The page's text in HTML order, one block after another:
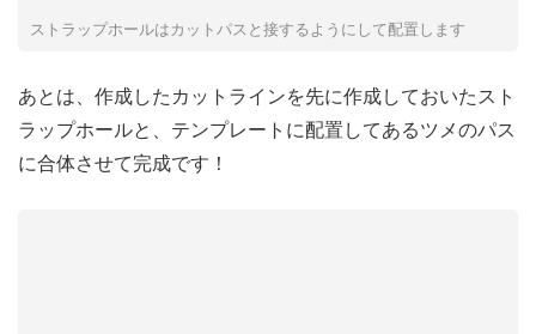
ストラップホールはカットパスと接するようにして配置します
あとは、作成したカットラインを先に作成しておいたスト
ラップホールと、テンプレートに配置してあるツメのパス
に合体させて完成です！